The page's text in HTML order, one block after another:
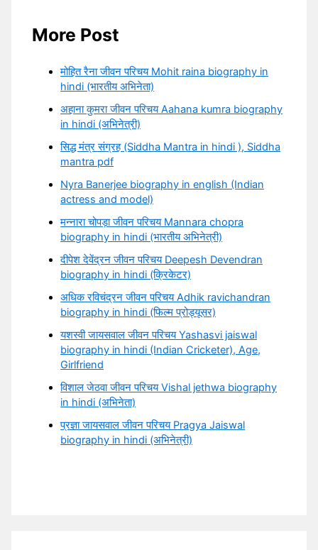
More Post
मोहित रैना जीवन परिचय Mohit raina biography in
hindi (भारतीय अभिनेता)
अहाना कुमरा जीवन परिचय Aahana kumra biography
in hindi (अभिनेत्री)
सिद्ध मंत्र संग्रह (Siddha Mantra in hindi ), Siddha
mantra pdf
Nyra Banerjee biography in english (Indian
actress and model)
मन्नारा चोपड़ा जीवन परिचय Mannara chopra
biography in hindi (भारतीय अभिनेत्री)
दीपेश देवेंद्रन जीवन परिचय Deepesh Devendran
biography in hindi (क्रिकेटर)
अधिक रविचंद्रन जीवन परिचय Adhik ravichandran
biography in hindi (फिल्म प्रोड्यूसर)
यशस्वी जायसवाल जीवन परिचय Yashasvi jaiswal
biography in hindi (Indian Cricketer), Age,
Girlfriend
विशाल जेठवा जीवन परिचय Vishal jethwa biography
in hindi (अभिनेता)
प्रज्ञा जायसवाल जीवन परिचय Pragya Jaiswal
biography in hindi (अभिनेत्री)